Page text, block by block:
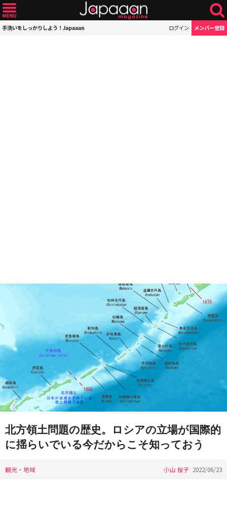
手洗いをしっかりしよう！Japaaan ログイン メンバー登録
北方領土問題の歴史。ロシアの立場が国際的
に揺らいでいる今だからこそ知っておう
観光・地域 小山 桜子 2022/06/23